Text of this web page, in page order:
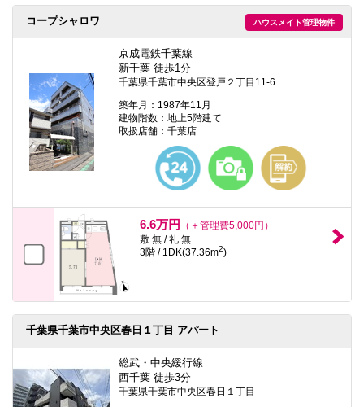
ハウスメイト管理物件
コープシャロワ
京成電鉄千葉線
新千葉 徒歩1分
千葉県千葉市中央区登戸２丁目11-6
築年月：1987年11月
建物階数：地上5階建て
取扱店舗：千葉店
6.6万円
（＋管理費5,000円）
敷 無 / 礼 無
3階 / 1DK(37.36m2)
千葉県千葉市中央区春日１丁目 アパート
総武・中央緩行線
西千葉 徒歩3分
千葉県千葉市中央区春日１丁目